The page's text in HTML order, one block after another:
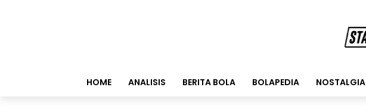
HOME ANALISIS BERITA BOLA BOLAPEDIA NOSTALGIA